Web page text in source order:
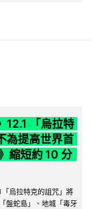
12.1 「烏拉特
為提高世界首
縮短約 10 分
「烏拉特克的詛咒」將
盤蛇島」、地城「毒牙